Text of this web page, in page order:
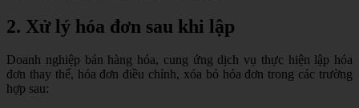
2. Xử lý hóa đơn sau khi lập
Doanh nghiệp bán hàng hóa, cung ứng dịch vụ thực hiện lập hóa
đơn thay thế, hóa đơn điều chỉnh, xóa bỏ hóa đơn trong các trường
hợp sau: